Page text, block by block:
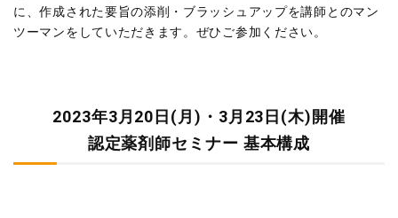
に、作成された要旨の添削・ブラッシュアップを講師とのマン
ツーマンをしていただきます。ぜひご参加ください。
2023年3月20日(月)・3月23日(木)開催
認定薬剤師セミナー 基本構成